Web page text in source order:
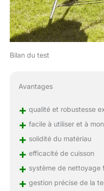
Bilan du test
Avantages
+ qualité et robustesse
+ facile à utiliser et à
+ solidité du matériau
+ efficacité de cuisson
+ système de nettoyage
+ gestion précise de la